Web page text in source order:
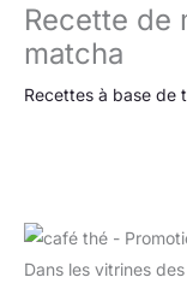
Recette de
matcha
Recettes à base de
Dans les vitrines